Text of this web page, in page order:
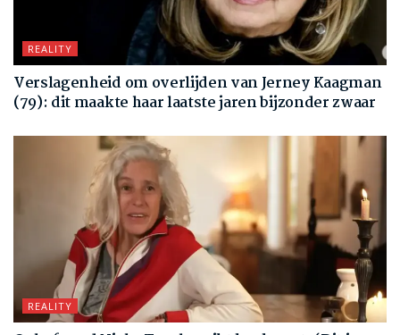
REALITY
Verslagenheid om overlijden van Jerney Kaagman
(79): dit maakte haar laatste jaren bijzonder zwaar
REALITY